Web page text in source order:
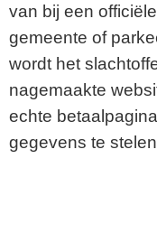
van bij een
gemeente of
wordt het
nagemaakte
echte
gegevens te